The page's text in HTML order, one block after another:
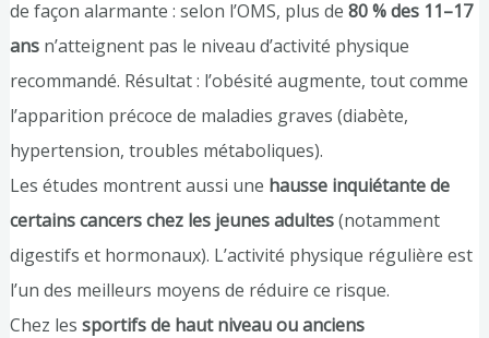
de façon alarmante : selon l’OMS, plus de 80 % des 11–17
ansn’atteignent pas le niveau d’activité physique
recommandé. Résultat : l’obésité augmente, tout comme
l’apparition précoce de maladies graves (diabète,
hypertension, troubles métaboliques).
Les études montrent aussi une hausse inquiétante de
certains cancers chez les jeunes adultes(notamment
digestifs et hormonaux). L’activité physique régulière est
l’un des meilleurs moyens de réduire ce risque.
Chez les sportifs de haut niveau ou anciens